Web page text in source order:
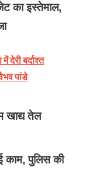
का इस्तेमाल,
बर्दाश्त
पांडे
खाद्य तेल
काम, पुलिस की